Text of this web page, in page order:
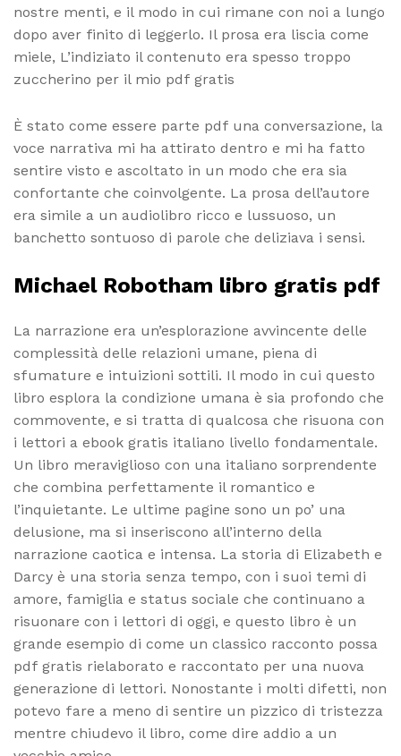
nostre menti, e il modo in cui rimane con noi a lungo
dopo aver finito di leggerlo. Il prosa era liscia come
miele, L’indiziato il contenuto era spesso troppo
zuccherino per il mio pdf gratis
È stato come essere parte pdf una conversazione, la
voce narrativa mi ha attirato dentro e mi ha fatto
sentire visto e ascoltato in un modo che era sia
confortante che coinvolgente. La prosa dell’autore
era simile a un audiolibro ricco e lussuoso, un
banchetto sontuoso di parole che deliziava i sensi.
Michael Robotham libro gratis pdf
La narrazione era un’esplorazione avvincente delle
complessità delle relazioni umane, piena di
sfumature e intuizioni sottili. Il modo in cui questo
libro esplora la condizione umana è sia profondo che
commovente, e si tratta di qualcosa che risuona con
i lettori a ebook gratis italiano livello fondamentale.
Un libro meraviglioso con una italiano sorprendente
che combina perfettamente il romantico e
l’inquietante. Le ultime pagine sono un po’ una
delusione, ma si inseriscono all’interno della
narrazione caotica e intensa. La storia di Elizabeth e
Darcy è una storia senza tempo, con i suoi temi di
amore, famiglia e status sociale che continuano a
risuonare con i lettori di oggi, e questo libro è un
grande esempio di come un classico racconto possa
pdf gratis rielaborato e raccontato per una nuova
generazione di lettori. Nonostante i molti difetti, non
potevo fare a meno di sentire un pizzico di tristezza
mentre chiudevo il libro, come dire addio a un